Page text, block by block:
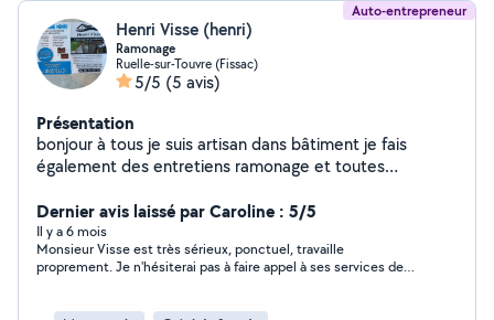
Auto-entrepreneur
Henri Visse (henri)
Ramonage
Ruelle-sur-Touvre (Fissac)
5/5 (5 avis)
Présentation
bonjour à tous je suis artisan dans bâtiment je fais
également des entretiens ramonage et toutes
Dernier avis laissé par Caroline : 5/5
Il y a 6 mois
Monsieur Visse est très sérieux, ponctuel, travaille
proprement. Je n'hésiterai pas à faire appel à ses services de